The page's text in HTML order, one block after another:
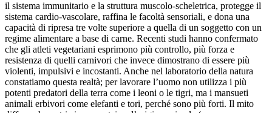
il sistema immunitario e la struttura muscolo-scheletrica, protegge il
sistema cardio-vascolare, raffina le facoltà sensoriali, e dona una
capacità di ripresa tre volte superiore a quella di un soggetto con un
regime alimentare a base di carne. Recenti studi hanno confermato
che gli atleti vegetariani esprimono più controllo, più forza e
resistenza di quelli carnivori che invece dimostrano di essere più
violenti, impulsivi e incostanti. Anche nel laboratorio della natura
constatiamo questa realtà; per lavorare l’uomo non utilizza i più
potenti predatori della terra come i leoni o le tigri, ma i mansueti
animali erbivori come elefanti e tori, perché sono più forti. Il mito